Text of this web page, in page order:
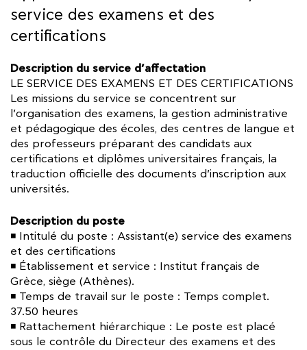
service des examens et des
certifications
Description du service d’affectation
LE SERVICE DES EXAMENS ET DES CERTIFICATIONS
Les missions du service se concentrent sur
l’organisation des examens, la gestion administrative
et pédagogique des écoles, des centres de langue et
des professeurs préparant des candidats aux
certifications et diplômes universitaires français, la
traduction officielle des documents d’inscription aux
universités.
Description du poste
◾ Intitulé du poste : Assistant(e) service des examens
et des certifications
◾ Établissement et service : Institut français de
Grèce, siège (Athènes).
◾ Temps de travail sur le poste : Temps complet.
37.50 heures
◾ Rattachement hiérarchique : Le poste est placé
sous le contrôle du Directeur des examens et des